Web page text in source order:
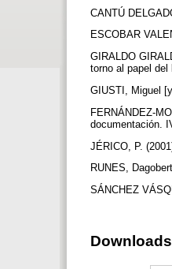
CANTÚ
ESCOBAR
GIRALDO
torno al papel del
GIUSTI, Miguel
FERNÁNDEZ-
documentación.
JÉRICO, P.
RUNES,
SÁNCHEZ
Downloads